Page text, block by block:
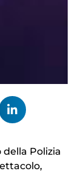
Polizia